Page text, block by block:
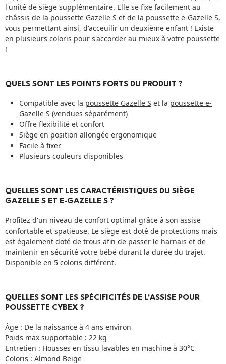
l'unité de siège supplémentaire. Elle se fixe facilement au
châssis de la poussette Gazelle S et de la poussette e-Gazelle S,
vous permettant ainsi, d'acceuilir un deuxième enfant ! Existe
en plusieurs coloris pour s'accorder au mieux à votre poussette
!
QUELS SONT LES POINTS FORTS DU PRODUIT ?
Compatible avec la poussette Gazelle S et la poussette e-
Gazelle S (vendues séparément)
Offre flexibilité et confort
Siège en position allongée ergonomique
Facile à fixer
Plusieurs couleurs disponibles
QUELLES SONT LES CARACTÉRISTIQUES DU SIÈGE
GAZELLE S ET E-GAZELLE S ?
Profitez d'un niveau de confort optimal grâce à son assise
confortable et spatieuse. Le siège est doté de protections mais
est également doté de trous afin de passer le harnais et de
maintenir en sécurité votre bébé durant la durée du trajet.
Disponible en 5 coloris différent.
QUELLES SONT LES SPÉCIFICITÉS DE L'ASSISE POUR
POUSSETTE CYBEX ?
Âge : De la naissance à 4 ans environ
Poids max supportable : 22 kg
Entretien : Housses en tissu lavables en machine à 30°C
Coloris : Almond Beige